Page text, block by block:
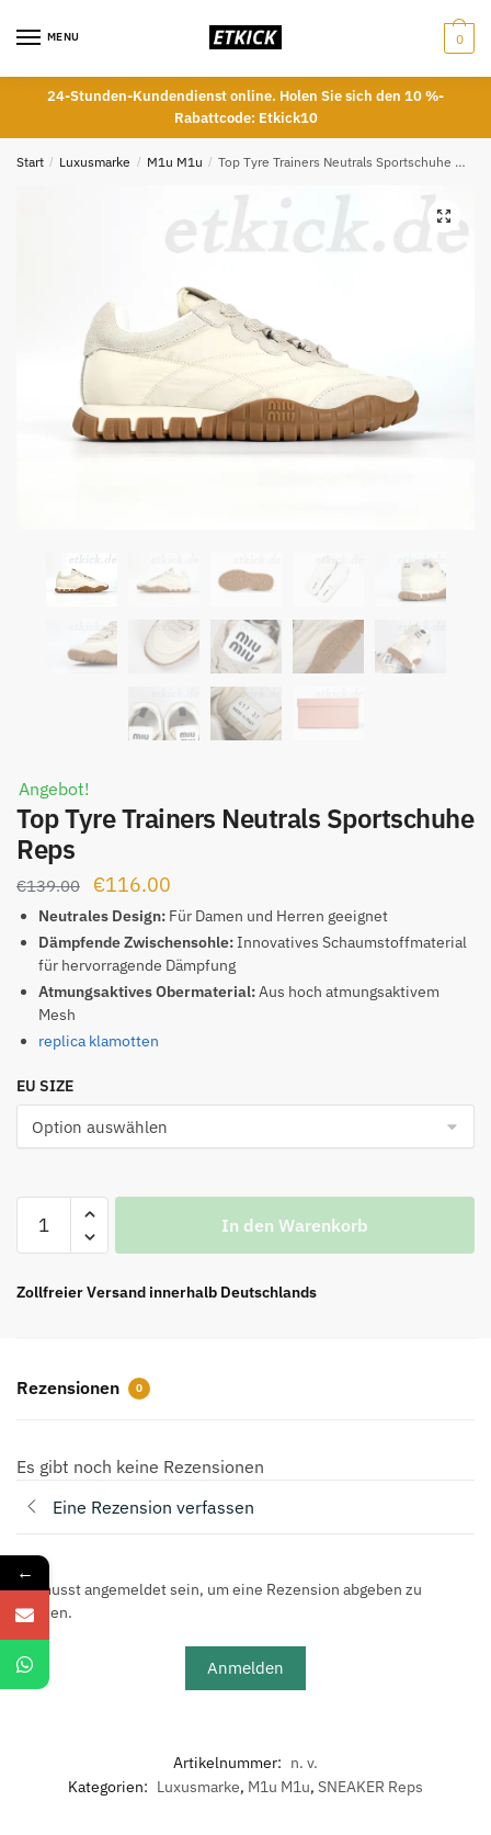
MENU 0
24-Stunden-Kundendienst online. Holen Sie sich den 10 %-
Rabattcode: Etkick10
Start / Luxusmarke / M1u M1u / Top Tyre Trainers Neutrals Sportschuhe Reps
Angebot!
Top Tyre Trainers Neutrals Sportschuhe
Reps
€139.00
Ursprünglicher
Preis
war:
€139.00
€116.00
Preis
ist:
€116.00.
Neutrales Design: Für Damen und Herren geeignet
Dämpfende Zwischensohle:Innovatives Schaumstoffmaterial
für hervorragende Dämpfung
Atmungsaktives Obermaterial:Aus hoch atmungsaktivem
Mesh
replica klamotten
EU SIZE
Tyre
Neutrals
In den Warenkorb
Zollfreier Versand innerhalb Deutschlands
Rezensionen 0
Es gibt noch keine Rezensionen
Eine Rezension verfassen
Du musst angemeldet sein, um eine Rezension abgeben zu
können.
Anmelden
Artikelnummer: n. v.
Kategorien: Luxusmarke, M1u M1u, SNEAKER Reps
←